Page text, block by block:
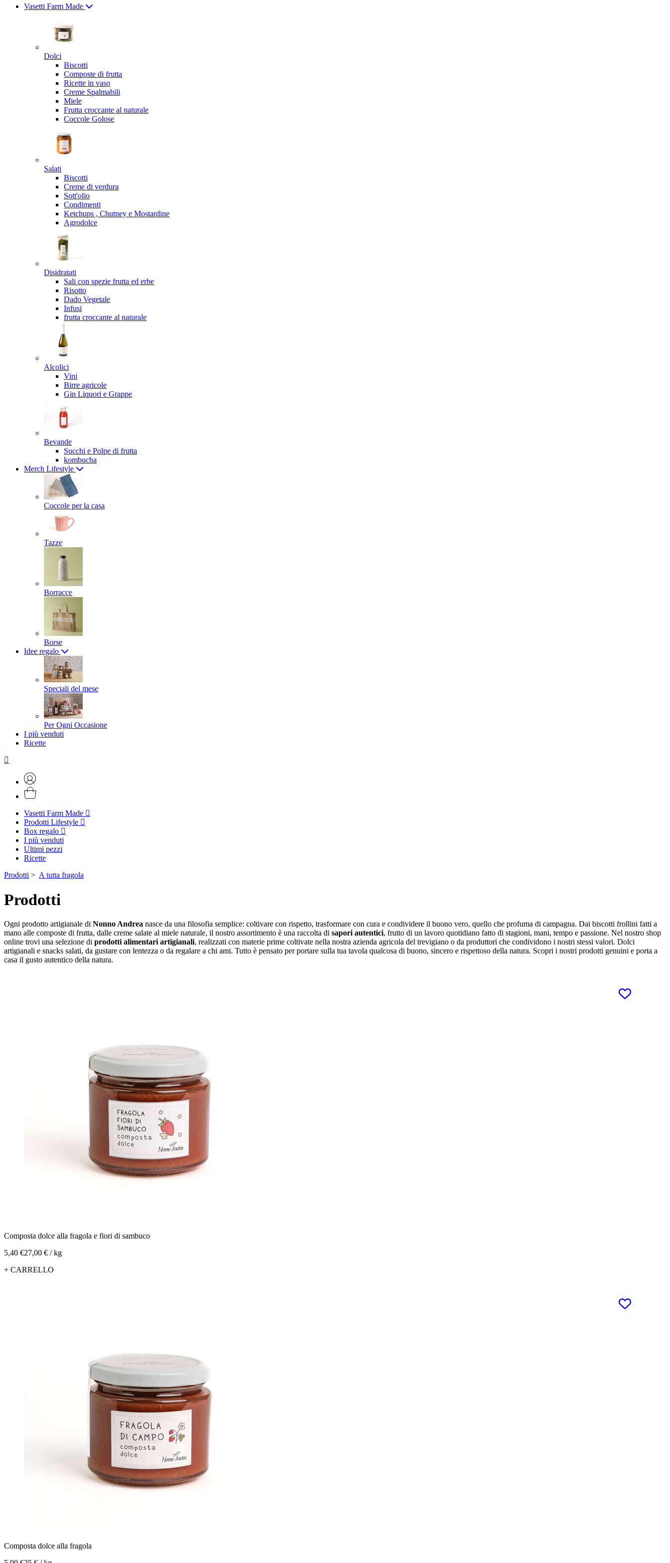
Vasetti Farm Made
Dolci
Biscotti
Composte di frutta
Ricette in vaso
Creme Spalmabili
Miele
Frutta croccante al naturale
Coccole Golose
Salati
Biscotti
Creme di verdura
Sott'olio
Condimenti
Ketchups , Chutney e Mostardine
Agrodolce
Disidratati
Sali con spezie frutta ed erbe
Risotto
Dado Vegetale
Infusi
frutta croccante al naturale
Alcolici
Vini
Birre agricole
Gin Liquori e Grappe
Bevande
Succhi e Polpe di frutta
kombucha
Merch Lifestyle
Coccole per la casa
Tazze
Borracce
Borse
Idee regalo
Speciali del mese
Per Ogni Occasione
I più venduti
Ricette
Vasetti Farm Made
Prodotti Lifestyle
Box regalo
I più venduti
Ultimi pezzi
Ricette
Prodotti > A tutta fragola
Prodotti
Ogni prodotto artigianale di Nonno Andrea nasce da una filosofia semplice: coltivare con rispetto, trasformare con cura e condividere il buono vero, quello che profuma di campagna. Dai biscotti frollini fatti a
mano alle composte di frutta, dalle creme salate al miele naturale, il nostro assortimento è una raccolta di sapori autentici, frutto di un lavoro quotidiano fatto di stagioni, mani, tempo e passione. Nel nostro shop
online trovi una selezione di prodotti alimentari artigianali, realizzati con materie prime coltivate nella nostra azienda agricola del trevigiano o da produttori che condividono i nostri stessi valori. Dolci
artigianali e snacks salati, da gustare con lentezza o da regalare a chi ami. Tutto è pensato per portare sulla tua tavola qualcosa di buono, sincero e rispettoso della natura. Scopri i nostri prodotti genuini e porta a
casa il gusto autentico della natura.
Composta dolce alla fragola e fiori di sambuco
5,40 €27,00 € / kg
+ CARRELLO
Composta dolce alla fragola